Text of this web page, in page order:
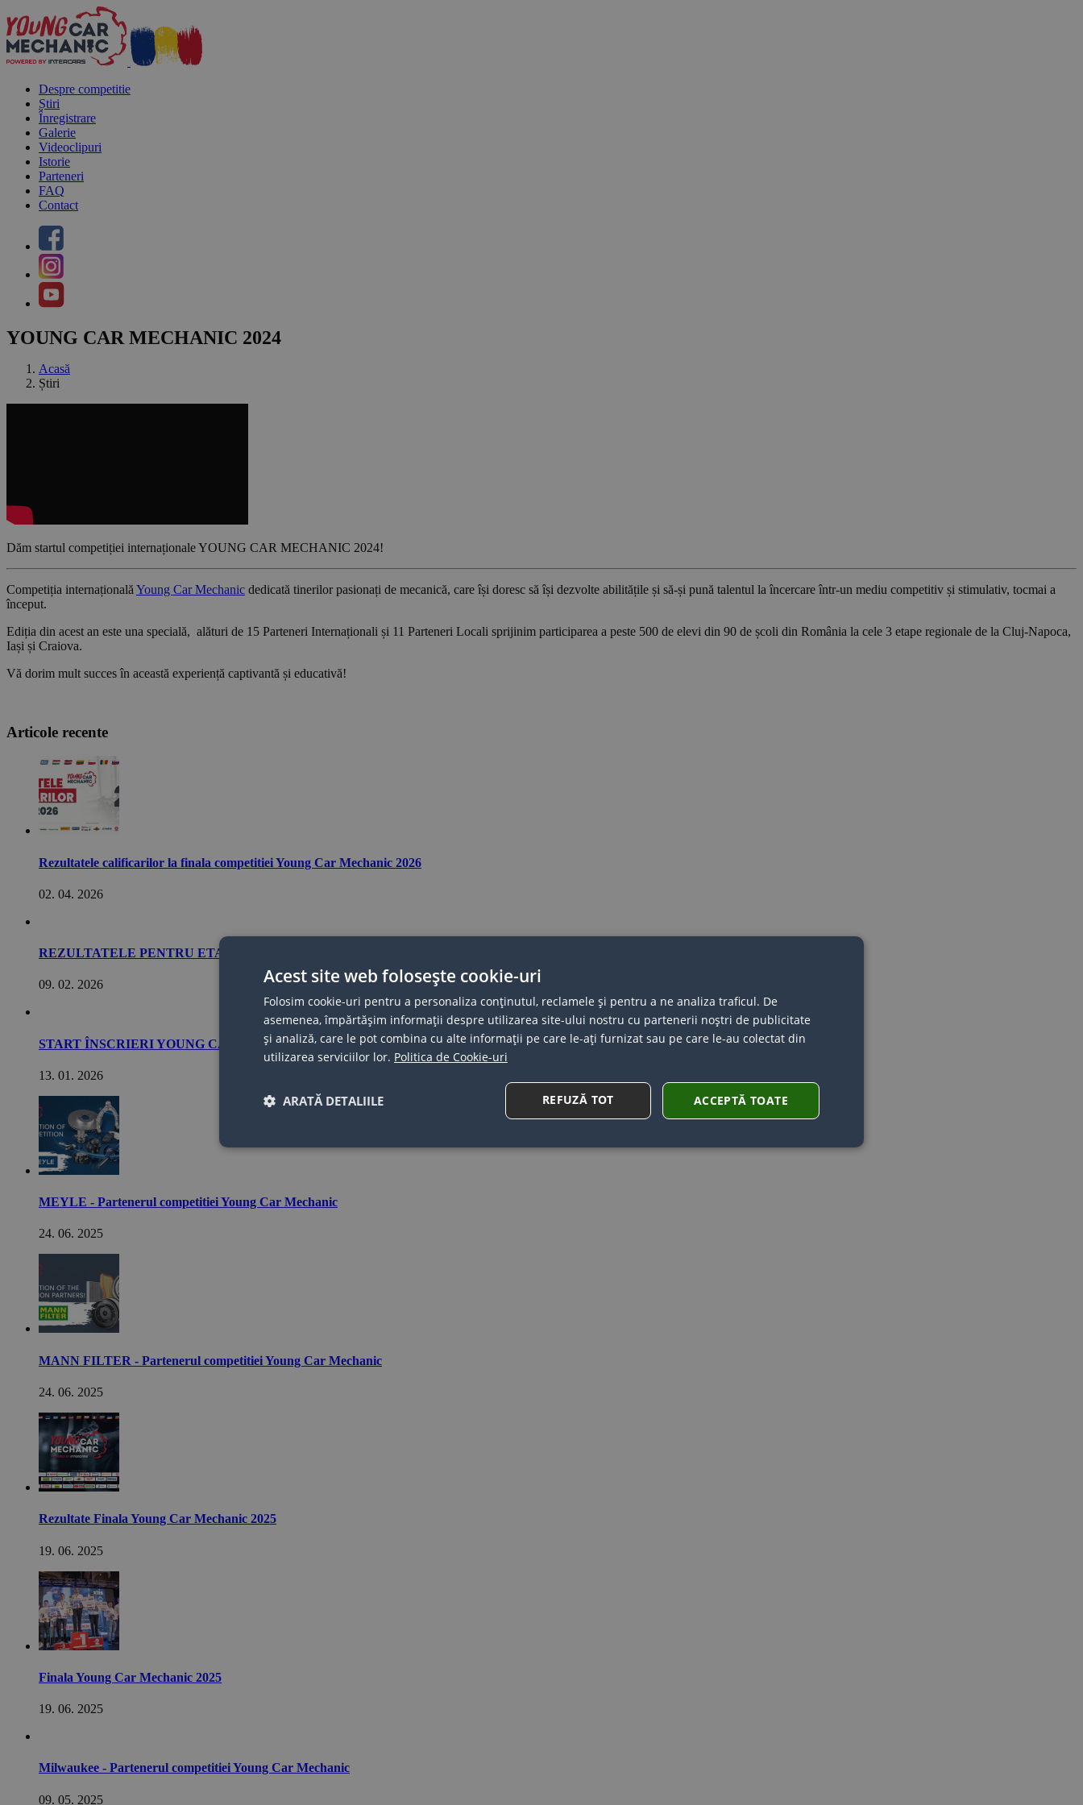
Despre competitie
Știri
Înregistrare
Galerie
Videoclipuri
Istorie
Parteneri
FAQ
Contact
YOUNG CAR MECHANIC 2024
Acasă
Știri
Dăm startul competiției internaționale YOUNG CAR MECHANIC 2024!
Competiția internațională Young Car Mechanic dedicată tinerilor pasionați de mecanică, care își doresc să își dezvolte abilitățile și să-și pună talentul la încercare într-un mediu competitiv și stimulativ, tocmai a
început.
Ediția din acest an este una specială, alături de 15 Parteneri Internaționali și 11 Parteneri Locali sprijinim participarea a peste 500 de elevi din 90 de școli din România la cele 3 etape regionale de la Cluj-Napoca,
Iași și Craiova.
Vă dorim mult succes în această experiență captivantă și educativă!
Articole recente
Rezultatele calificarilor la finala competitiei Young Car Mechanic 2026
02. 04. 2026
REZULTATELE PENTRU ETAPA 1 A COMPETITIEI YOUNG CAR MECHANIC EDITIA 2026
09. 02. 2026
START ÎNSCRIERI YOUNG CAR MECHANIC 2026!
13. 01. 2026
MEYLE - Partenerul competitiei Young Car Mechanic
24. 06. 2025
MANN FILTER - Partenerul competitiei Young Car Mechanic
24. 06. 2025
Rezultate Finala Young Car Mechanic 2025
19. 06. 2025
Finala Young Car Mechanic 2025
19. 06. 2025
Milwaukee - Partenerul competitiei Young Car Mechanic
09. 05. 2025
Acest site web folosește cookie-uri
Folosim cookie-uri pentru a personaliza conținutul, reclamele și pentru a ne analiza traficul. De
asemenea, împărtășim informații despre utilizarea site-ului nostru cu partenerii noștri de publicitate
și analiză, care le pot combina cu alte informații pe care le-ați furnizat sau pe care le-au colectat din
utilizarea serviciilor lor. Politica de Cookie-uri
ACCEPTĂ TOATE
REFUZĂ TOT
ARATĂ DETALIILE